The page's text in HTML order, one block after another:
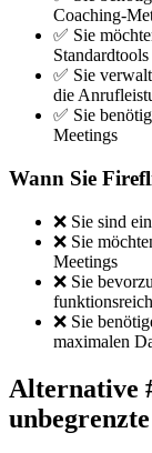
Coaching-
✅ Sie
✅ Sie
die
✅ Sie
Meetings
Wann Sie
❌ Sie sind
❌ Sie
Meetings
❌ Sie
❌ Sie
maximalen
Alternative